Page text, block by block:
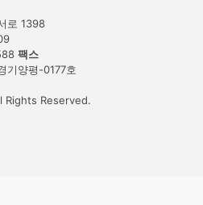
로 1398
팩스
기양평-0177호
Reserved.